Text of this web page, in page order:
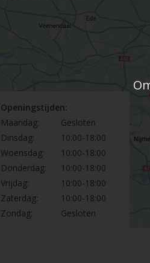
Openingstijden:
Maandag:
Gesloten
Dinsdag:
10:00-18:00
Woensdag:
10:00-18:00
Donderdag:
10:00-18:00
Vrijdag:
10:00-18:00
Zaterdag:
10:00-18:00
Zondag:
Gesloten